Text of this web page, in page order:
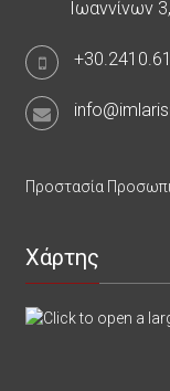
Ιωαννίνων
Προστασία
Χάρτης